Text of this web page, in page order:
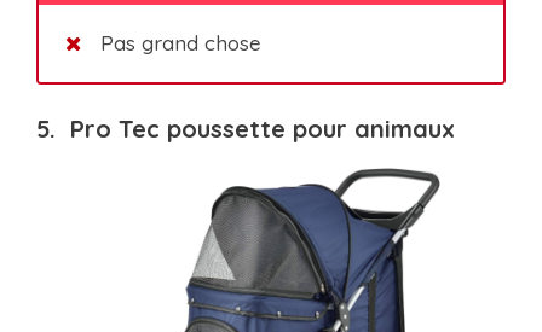
Pas grand chose
5. Pro Tec poussette pour animaux